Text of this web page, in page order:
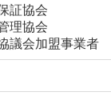
証協会
理協会
議会加盟事業者